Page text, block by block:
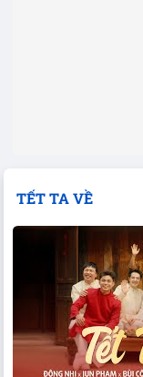
TẾT TA VỀ